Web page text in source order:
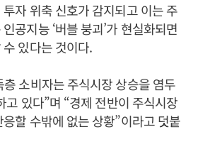
자 위축 신호가 감지되고 이는 주
공지능 ‘버블 붕괴’가 현실화되면
있다는 것이다.
소비자는 주식시장 상승을 염두
고 있다”며 “경제 전반이 주식시장
할 수밖에 없는 상황”이라고 덧붙